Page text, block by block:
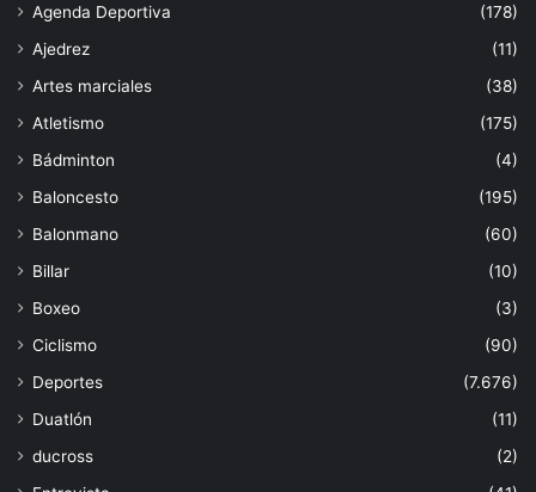
Agenda Deportiva
(178)
Ajedrez
(11)
Artes marciales
(38)
Atletismo
(175)
Bádminton
(4)
Baloncesto
(195)
Balonmano
(60)
Billar
(10)
Boxeo
(3)
Ciclismo
(90)
Deportes
(7.676)
Duatlón
(11)
ducross
(2)